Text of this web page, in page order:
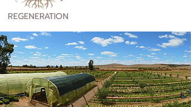
REGENERATION